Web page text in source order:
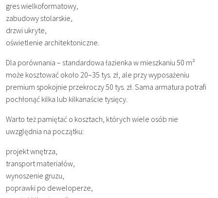
gres wielkoformatowy,
zabudowy stolarskie,
drzwi ukryte,
oświetlenie architektoniczne.
Dla porównania – standardowa łazienka w mieszkaniu 50 m²
może kosztować około 20–35 tys. zł, ale przy wyposażeniu
premium spokojnie przekroczy 50 tys. zł. Sama armatura potrafi
pochłonąć kilka lub kilkanaście tysięcy.
Warto też pamiętać o kosztach, których wiele osób nie
uwzględnia na początku:
projekt wnętrza,
transport materiałów,
wynoszenie gruzu,
poprawki po deweloperze,